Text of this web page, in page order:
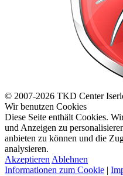
© 2007-2026 TKD Center
Wir benutzen Cookies
Diese Seite enthält Cookies.
und Anzeigen zu
anbieten zu können und die
analysieren.
Akzeptieren Ablehnen
Informationen zum Cookie |